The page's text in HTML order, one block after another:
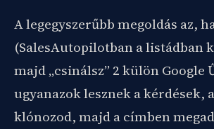
A legegyszerűbb megoldás az,
(SalesAutopilotban a listádban
majd „csinálsz” 2 külön
ugyanazok lesznek a
klónozod, majd a címben